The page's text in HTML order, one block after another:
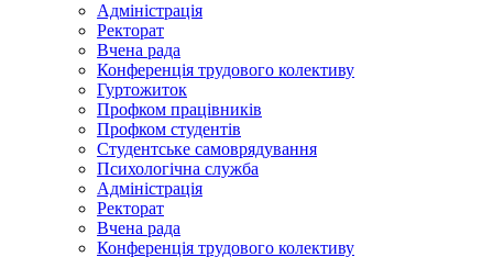
Адміністрація
Ректорат
Вчена рада
Конференція трудового колективу
Гуртожиток
Профком працівників
Профком студентів
Студентське самоврядування
Психологічна служба
Адміністрація
Ректорат
Вчена рада
Конференція трудового колективу